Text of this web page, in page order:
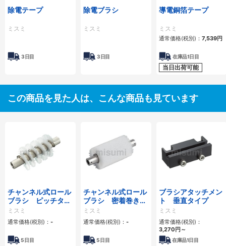
除電テープ
ミスミ
3日目
除電ブラシ
ミスミ
3日目
導電銅箔テープ
ミスミ
通常価格(税別)： 7,539円
在庫品1日目
当日出荷可能
この商品を見た人は、こんな商品も見ています
チャンネル式ロール
ブラシ ピッチタイ
プ
ミスミ
通常価格(税別)： -
5日目
チャンネル式ロール
ブラシ 密着巻きタ
イプ
ミスミ
通常価格(税別)： -
5日目
ブラシアタッチメン
ト 垂直タイプ
ミスミ
通常価格(税別)：
3,270円 ～
在庫品1日目